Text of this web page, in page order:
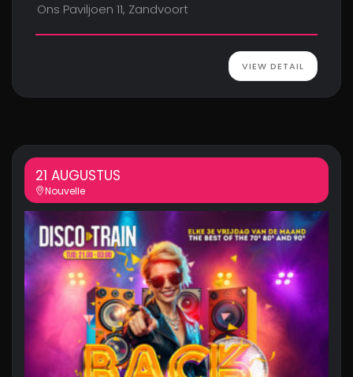
Ons Paviljoen 11, Zandvoort
VIEW DETAIL
21 AUGUSTUS
Nouvelle